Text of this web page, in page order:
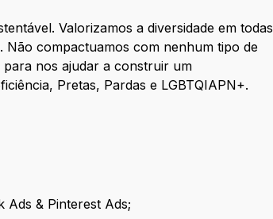
Valorizamos a diversidade em todas
Não compactuamos com nenhum tipo de
nos ajudar a construir um
Pretas, Pardas e LGBTQIAPN+.
Ads & Pinterest Ads;